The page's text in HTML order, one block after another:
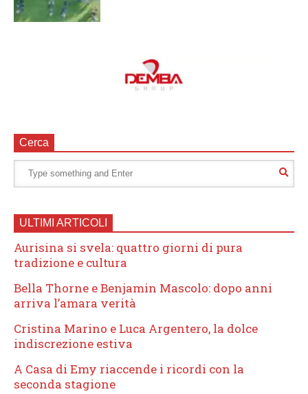
Cerca
ULTIMI ARTICOLI
Aurisina si svela: quattro giorni di pura
tradizione e cultura
Bella Thorne e Benjamin Mascolo: dopo anni
arriva l’amara verità
Cristina Marino e Luca Argentero, la dolce
indiscrezione estiva
A Casa di Emy riaccende i ricordi con la
seconda stagione